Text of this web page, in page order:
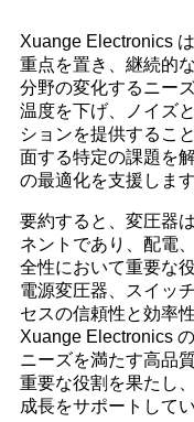
Xuange Electronics
重点を置き、継続的
分野の変化するニー
温度を下げ、ノイズ
ションを提供するこ
面する特定の課題を
の最適化を支援します
要約すると、変圧器
ネントであり、配電
全性において重要な
電源変圧器、スイッ
セスの信頼性と効率
Xuange Electronics
ニーズを満たす高品
重要な役割を果たし
成長をサポートしてい